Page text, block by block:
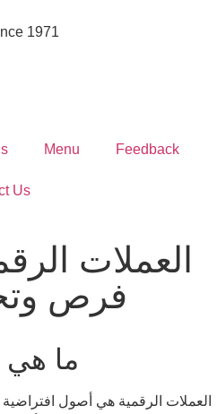
1971
Menu Feedback
Us
العملات
فرص
ما هي
العملات الرقمية هي أصول